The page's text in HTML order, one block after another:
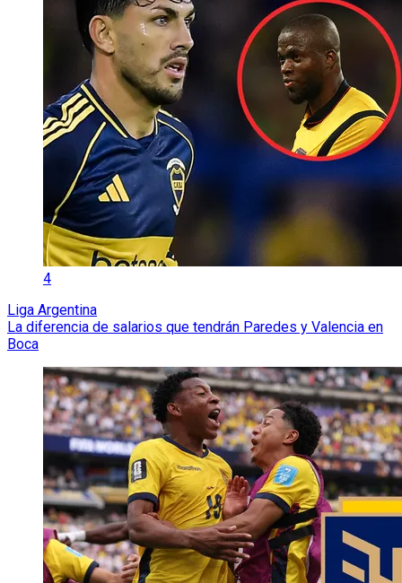
4
Liga Argentina
La diferencia de salarios que tendrán Paredes y Valencia en
Boca